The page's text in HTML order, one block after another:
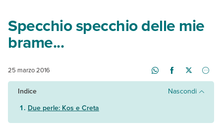
Specchio specchio delle mie
brame...
25 marzo 2016
Indice
Nascondi
Due perle: Kos e Creta